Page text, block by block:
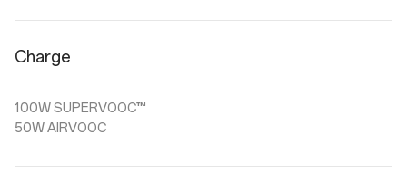
Charge
100W SUPERVOOC™
50W AIRVOOC